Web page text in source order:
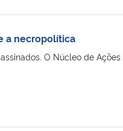
a necropolítica
O Núcleo de Ações